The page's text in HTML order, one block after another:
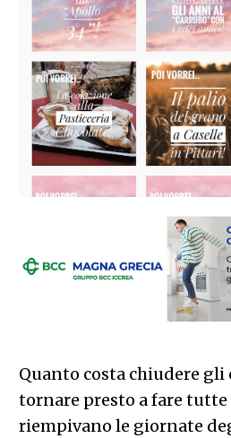
Quanto costa chiudere gli
tornare presto a fare tutte
riempivano le giornate